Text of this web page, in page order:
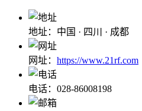
地址：中国 · 四川 · 成都
网址： https://www.21rf.com
电话：028-86008198